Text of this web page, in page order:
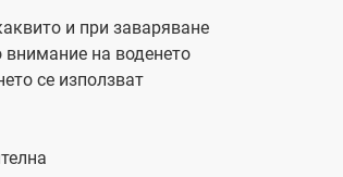
и при заваряване
внимание на воденето
се използват